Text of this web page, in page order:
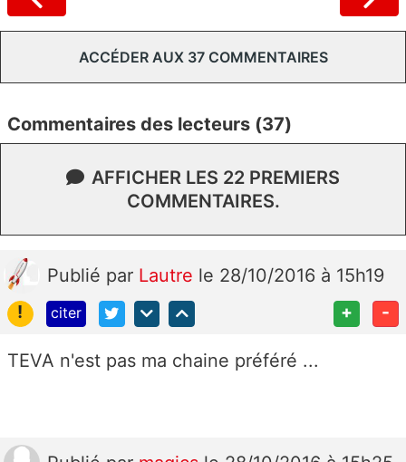
ACCÉDER AUX 37 COMMENTAIRES
Commentaires des lecteurs (37)
AFFICHER LES 22 PREMIERS
COMMENTAIRES.
Publié par Lautre le 28/10/2016 à 15h19
!
citer + -
TEVA n'est pas ma chaine préféré ...